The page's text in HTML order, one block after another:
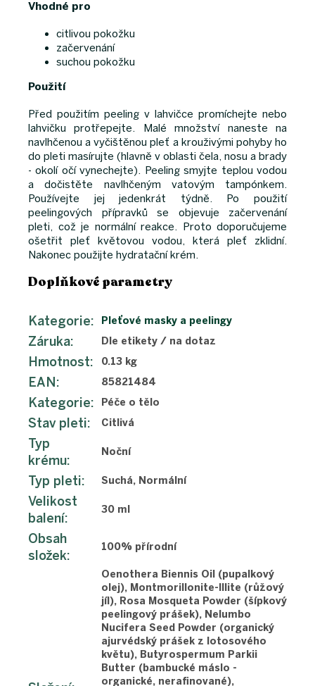
Vhodné pro
citlivou pokožku
začervenání
suchou pokožku
Použití
Před použitím peeling v lahvičce promíchejte nebo
lahvičku protřepejte. Malé množství naneste na
navlhčenou a vyčištěnou pleť a krouživými pohyby ho
do pleti masírujte (hlavně v oblasti čela, nosu a brady
- okolí očí vynechejte). Peeling smyjte teplou vodou
a dočistěte navlhčeným vatovým tampónkem.
Používejte jej jedenkrát týdně. Po použití
peelingových přípravků se objevuje začervenání
pleti, což je normální reakce. Proto doporučujeme
ošetřit pleť květovou vodou, která pleť zklidní.
Nakonec použijte hydratační krém.
Doplňkové parametry
Kategorie: Pleťové masky a peelingy
Záruka: Dle etikety / na dotaz
Hmotnost: 0.13 kg
EAN: 85821484
Kategorie: Péče o tělo
Stav pleti: Citlivá
Typ
krému:
Noční
Typ pleti: Suchá, Normální
Velikost
balení:
30 ml
Obsah
složek:
100% přírodní
Oenothera Biennis Oil (pupalkový
olej), Montmorillonite-Illite (růžový
jíl), Rosa Mosqueta Powder (šípkový
peelingový prášek), Nelumbo
Nucifera Seed Powder (organický
ajurvédský prášek z lotosového
květu), Butyrospermum Parkii
Butter (bambucké máslo -
organické, nerafinované),